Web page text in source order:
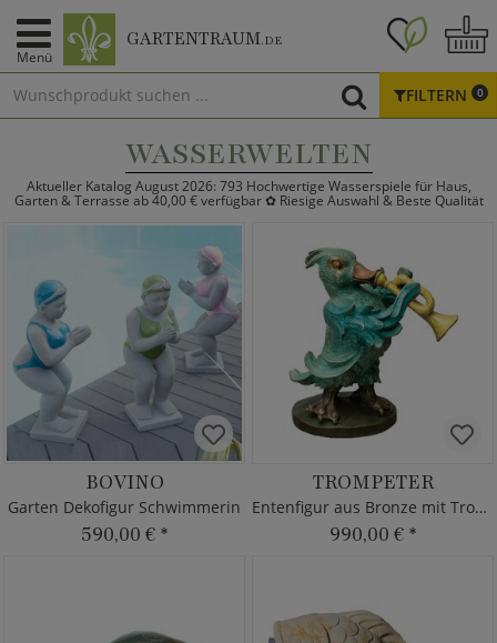
Menü
GARTENTRAUM.DE
FILTERN 0
WASSERWELTEN
Aktueller Katalog August 2026: 793 Hochwertige Wasserspiele für Haus,
Garten & Terrasse ab 40,00 € verfügbar ✿ Riesige Auswahl & Beste Qualität
BOVINO
Garten Dekofigur Schwimmerin
590,00 € *
TROMPETER
Entenfigur aus Bronze mit Trompete
990,00 € *